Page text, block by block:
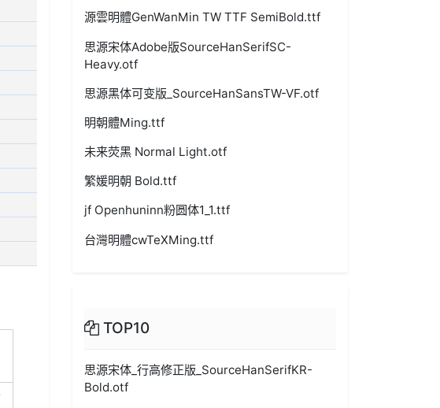
源雲明體GenWanMin TW TTF SemiBold.ttf
思源宋体Adobe版SourceHanSerifSC-
Heavy.otf
思源黑体可变版_SourceHanSansTW-VF.otf
明朝體Ming.ttf
未来荧黑 Normal Light.otf
繁媛明朝 Bold.ttf
jf Openhuninn粉圆体1_1.ttf
台灣明體cwTeXMing.ttf
TOP10
思源宋体_行高修正版_SourceHanSerifKR-
Bold.otf